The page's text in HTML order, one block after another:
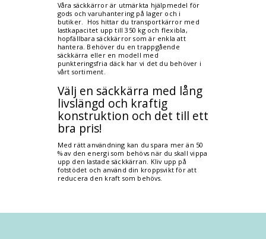
Våra säckkärror är utmärkta hjälpmedel för
gods och varuhantering på lager och i
butiker. Hos hittar du transportkärror med
lastkapacitet upp till 350 kg och flexibla,
hopfällbara säckkärror som är enkla att
hantera. Behöver du en trappgående
säckkärra eller en modell med
punkteringsfria däck har vi det du behöver i
vårt sortiment.
Välj en säckkärra med lång
livslängd och kraftig
konstruktion och det till ett
bra pris!
Med rätt användning kan du spara mer än 50
% av den energi som behövs när du skall vippa
upp den lastade säckkärran. Kliv upp på
fotstödet och använd din kroppsvikt för att
reducera den kraft som behövs.